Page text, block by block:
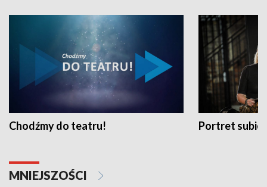
Chodźmy do teatru! Portret
MNIEJSZOŚCI